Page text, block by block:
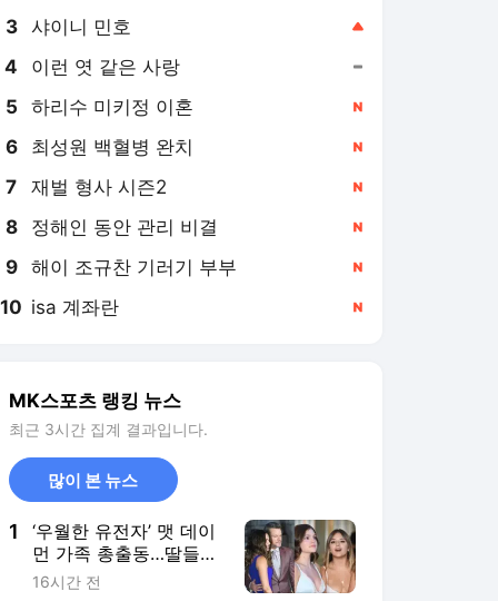
3 샤이니 민호
4 이런 엿 같은 사랑
5 하리수 미키정 이혼
6 최성원 백혈병 완치
7 재벌 형사 시즌2
8 정해인 동안 관리 비결
9 해이 조규찬 기러기 부부
10 isa 계좌란
MK스포츠 랭킹 뉴스
최근 3시간 집계 결과입니다.
많이 본 뉴스
1
‘우월한 유전자’ 맷 데이
먼 가족 총출동…딸들의
미모까지 빛난 레드카펫
16시간 전